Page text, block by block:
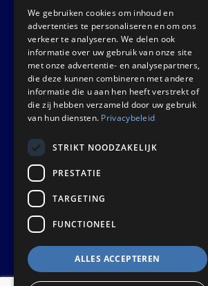
GET IN TOUCH
Euralco Europe B.V.
Zinkstraat 24 - E9451
4823 AD Breda
The Netherlands
© 2026Euralco Europe - The
| Realisatie:Probu
We gebruiken cookies om inhoud en
advertenties te personaliseren en om ons
verkeer te analyseren. We delen ook
informatie over uw gebruik van onze site
met onze advertentie- en analysepartners,
die deze kunnen combineren met andere
informatie die u aan hen heeft verstrekt of
die zij hebben verzameld door uw gebruik
van hun diensten. Privacybeleid
STRIKT NOODZAKELIJK
PRESTATIE
TARGETING
FUNCTIONEEL
ALLES ACCEPTEREN